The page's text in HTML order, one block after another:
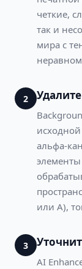
четкие,
так и
мира с
2
альфа-
или A),
3
AI